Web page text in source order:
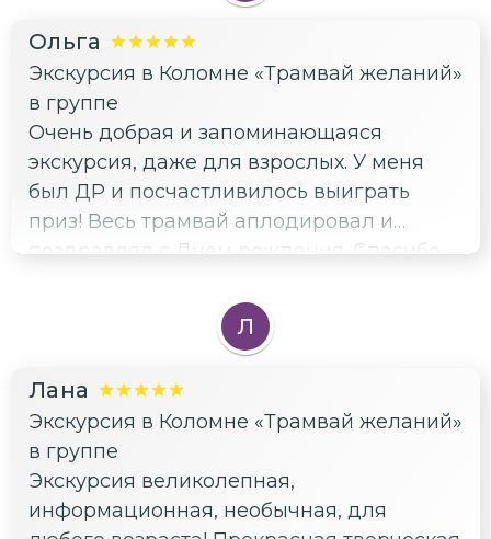
Ольга
Экскурсия в Коломне «Трамвай желаний»
в группе
Очень добрая и запоминающаяся
экскурсия, даже для взрослых. У меня
был ДР и посчастливилось выиграть
приз! Весь трамвай аплодировал и
поздравлял с Днем рождения. Спасибо
мне было очень приятно! Много историй
и реквизита из тех времен, не напряжно
Л
Лана
Экскурсия в Коломне «Трамвай желаний»
в группе
Экскурсия великолепная,
информационная, необычная, для